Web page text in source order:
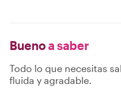
Buenoa saber
Todo lo que necesitas
fluida y agradable.